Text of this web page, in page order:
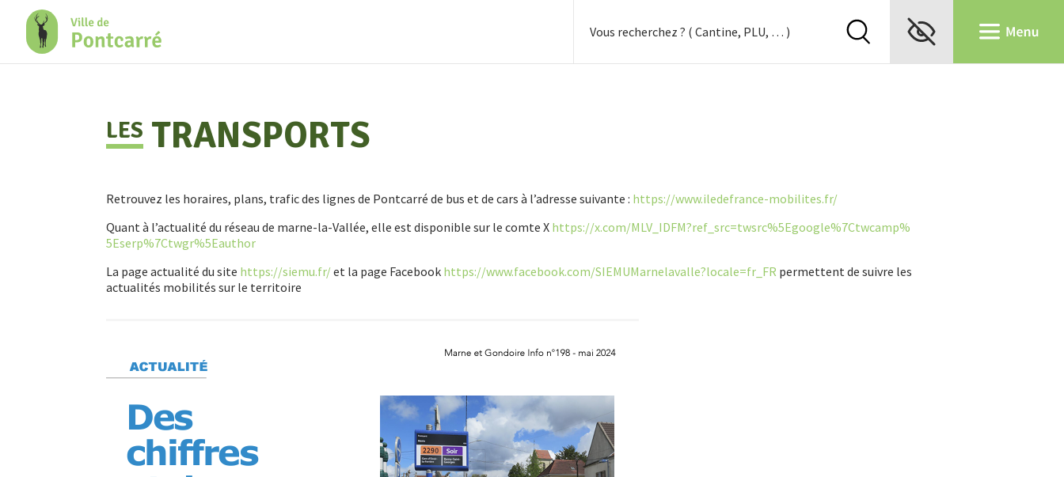
Confort +
LES TRANSPORTS
Retrouvez les horaires, plans, trafic des lignes de Pontcarré de bus et de cars à l’adresse suivante : https://www.iledefrance-mobilites.fr/
Quant à l’actualité du réseau de marne-la-Vallée, elle est disponible sur le comte X https://x.com/MLV_IDFM?ref_src=twsrc%5Egoogle%7Ctwcamp%
5Eserp%7Ctwgr%5Eauthor
La page actualité du site https://siemu.fr/et la page Facebook https://www.facebook.com/SIEMUMarnelavalle?locale=fr_FR permettent de suivre les
actualités mobilités sur le territoire